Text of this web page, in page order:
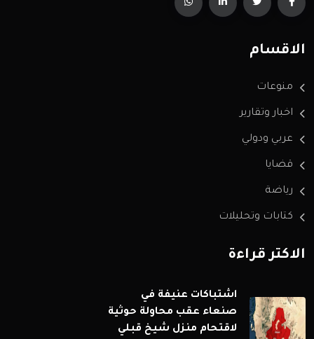
الاقسام
منوعات
اخبار وتقارير
عربي ودولي
قضايا
رياضة
كتابات وتحليلات
الاكثر قراءة
اشتباكات عنيفة في
صنعاء عقب محاولة حوثية
لاقتحام منزل شيخ قبلي